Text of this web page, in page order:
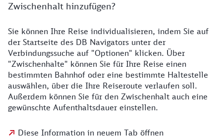
Zwischenhalt hinzufügen?
Sie können Ihre Reise individualisieren, indem Sie auf
der Startseite des DB Navigators unter der
Verbindungssuche auf "Optionen" klicken. Über
"Zwischenhalte" können Sie für Ihre Reise einen
bestimmten Bahnhof oder eine bestimmte Haltestelle
auswählen, über die Ihre Reiseroute verlaufen soll.
Außerdem können Sie für den Zwischenhalt auch eine
gewünschte Aufenthaltsdauer einstellen.
Diese Information in neuem Tab öffnen